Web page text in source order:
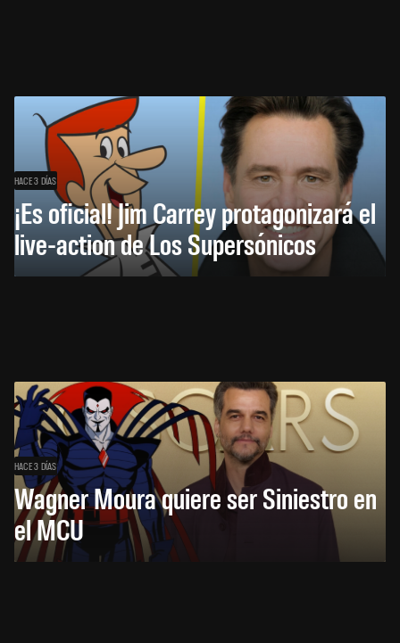
HACE 3 DÍAS
¡Es oficial! Jim Carrey protagonizará el
live-action de Los Supersónicos
HACE 3 DÍAS
Wagner Moura quiere ser Siniestro en
el MCU